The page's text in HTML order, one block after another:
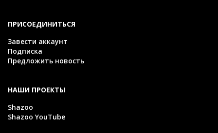
ПРИСОЕДИНИТЬСЯ
Завести аккаунт
Подписка
Предложить новость
НАШИ ПРОЕКТЫ
Shazoo
Shazoo YouTube